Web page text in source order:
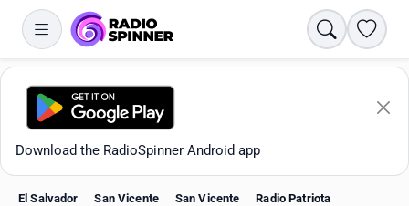
Search
Download the RadioSpinner Android app
El Salvador San Vicente San Vicente Radio Patriota